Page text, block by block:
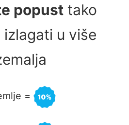
popusttako
u više
=